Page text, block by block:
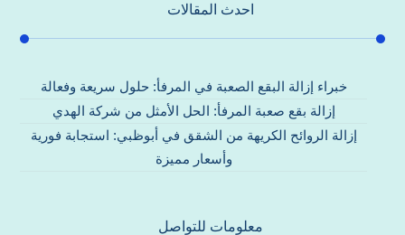
احدث المقالات
خبراء إزالة البقع الصعبة في المرفأ: حلول سريعة وفعالة
إزالة بقع صعبة المرفأ: الحل الأمثل من شركة الهدي
إزالة الروائح الكريهة من الشقق في أبوظبي: استجابة فورية
وأسعار مميزة
معلومات للتواصل